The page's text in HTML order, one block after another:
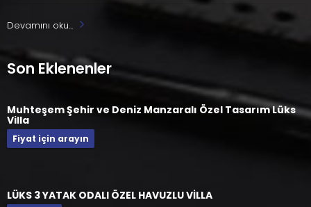
Devamını oku...
Son Eklenenler
Muhteşem Şehir ve Deniz Manzaralı Özel Tasarım Lüks
Villa
Fiyat için arayın
LÜKS 3 YATAK ODALI ÖZEL HAVUZLU VİLLA